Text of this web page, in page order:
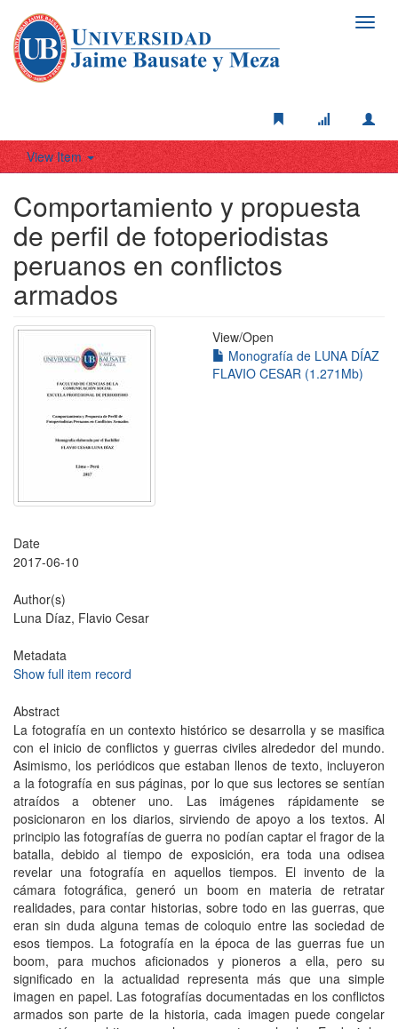
View Item
Comportamiento y propuesta
de perfil de fotoperiodistas
peruanos en conflictos
armados
View/Open
Monografía de LUNA DÍAZ
FLAVIO CESAR (1.271Mb)
Date
2017-06-10
Author(s)
Luna Díaz, Flavio Cesar
Metadata
Show full item record
Abstract
La fotografía en un contexto histórico se desarrolla y se masifica
con el inicio de conflictos y guerras civiles alrededor del mundo.
Asimismo, los periódicos que estaban llenos de texto, incluyeron
a la fotografía en sus páginas, por lo que sus lectores se sentían
atraídos a obtener uno. Las imágenes rápidamente se
posicionaron en los diarios, sirviendo de apoyo a los textos. Al
principio las fotografías de guerra no podían captar el fragor de la
batalla, debido al tiempo de exposición, era toda una odisea
revelar una fotografía en aquellos tiempos. El invento de la
cámara fotográfica, generó un boom en materia de retratar
realidades, para contar historias, sobre todo en las guerras, que
eran sin duda alguna temas de coloquio entre las sociedad de
esos tiempos. La fotografía en la época de las guerras fue un
boom, para muchos aficionados y pioneros a ella, pero su
significado en la actualidad representa más que una simple
imagen en papel. Las fotografías documentadas en los conflictos
armados son parte de la historia, cada imagen puede congelar